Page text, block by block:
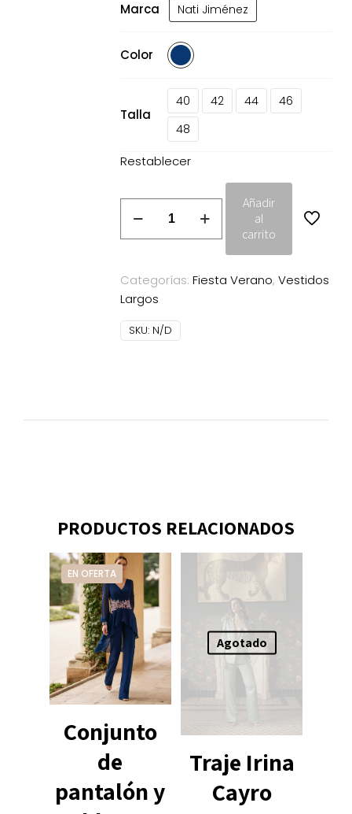
Marca Nati Jiménez
Color
Talla
40 42 44
46
48
Restablecer
Nati
707
marino
cantidad
Añadir
al
carrito
Categorías: Fiesta Verano, Vestidos
Largos
SKU: N/D
PRODUCTOS RELACIONADOS
EN OFERTA
Conjunto
de
pantalón y
Agotado
Traje Irina
Cayro